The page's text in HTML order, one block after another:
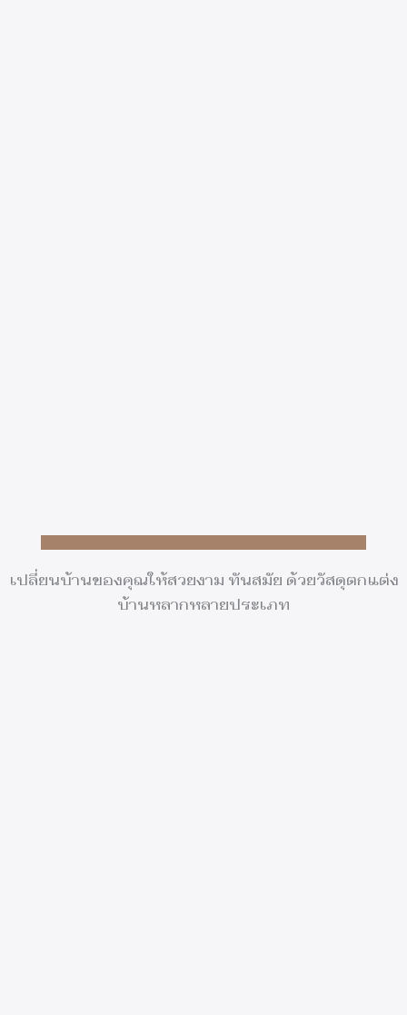
เปลี่ยนบ้านของคุณให้สวยงาม ทันสมัย ด้วยวัสดุตกแต่ง
บ้านหลากหลายประเภท